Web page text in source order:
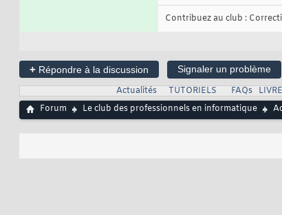
Contribuez au club :
+ Répondre à la discussion
Signaler un problème
Actualités
TUTORIELS FAQs
Forum
Le club des professionnels en informatique